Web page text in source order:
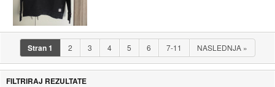
Stran1 2 3 4 5 6 7-11 NASLEDNJA »
FILTRIRAJ REZULTATE